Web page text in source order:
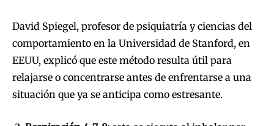
David Spiegel, profesor de psiquiatría y ciencias del
comportamiento en la Universidad de Stanford, en
EEUU, explicó que este método resulta útil para
relajarse o concentrarse antes de enfrentarse a una
situación que ya se anticipa como estresante.